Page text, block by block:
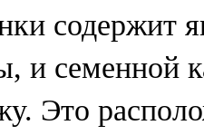
содержит
и семенной
Это